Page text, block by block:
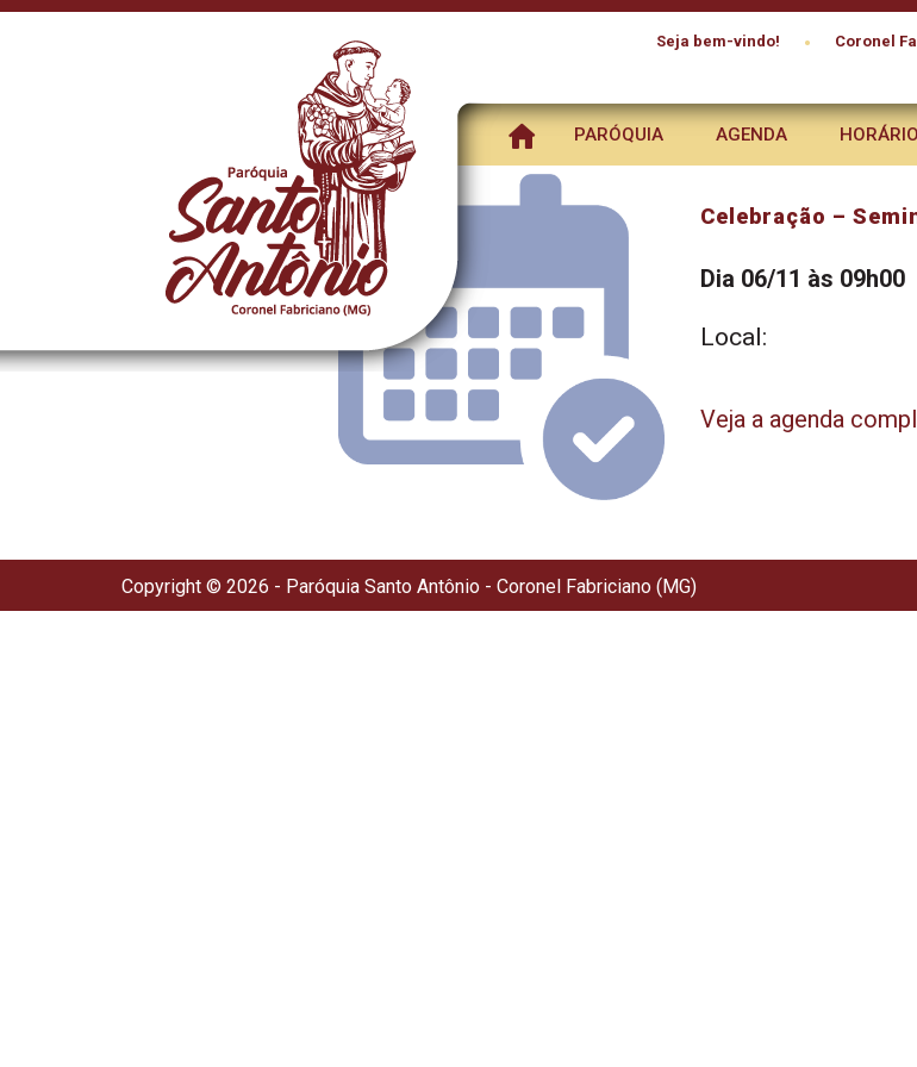
Seja bem-vindo! • Coronel
PARÓQUIA AGENDA
Celebração –
Dia 06/11 às 09h00
Local:
Veja a agenda
Copyright © 2026 - Paróquia Santo Antônio - Coronel Fabriciano (MG)